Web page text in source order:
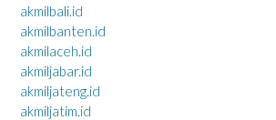
akmilbali.id
akmilbanten.id
akmilaceh.id
akmiljabar.id
akmiljateng.id
akmiljatim.id